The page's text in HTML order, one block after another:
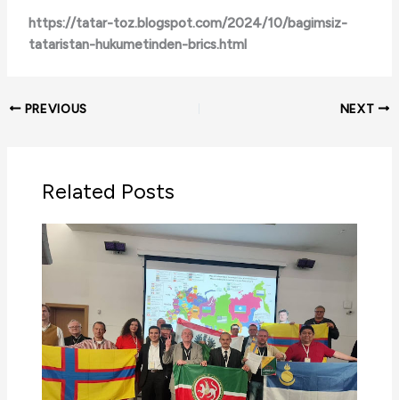
https://tatar-toz.blogspot.com/2024/10/bagimsiz-
tataristan-hukumetinden-brics.html
PREVIOUS NEXT
Related Posts